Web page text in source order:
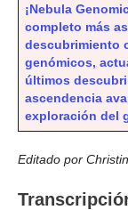
¡Nebula
completo más
descubrimiento
genómicos,
últimos
ascendencia
exploración del
Editado por